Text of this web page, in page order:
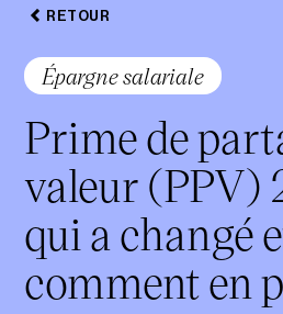
RETOUR
Épargne salariale
Prime de
valeur (PPV)
qui a changé
comment en